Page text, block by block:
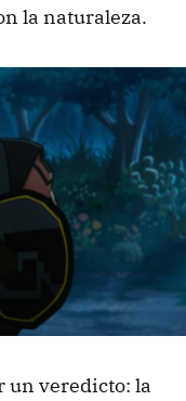
la naturaleza.
un veredicto: la